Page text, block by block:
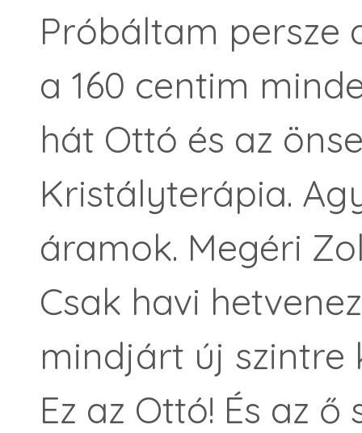
Próbáltam persze
a 160 centim
hát Ottó és az
Kristályterápia.
áramok. Megéri
Csak havi
mindjárt új szintre
Ez az Ottó! És az